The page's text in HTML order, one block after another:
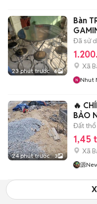
23 phút trước 6
Bàn
Đã sử
Xã
Nhut
24 phút trước 3
🔥
Đất thổ
1,45
Xã
源